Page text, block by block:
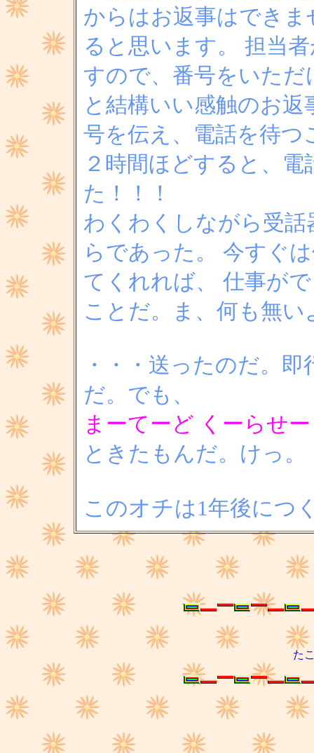
からはお返事はでき
ると思います。 担当
すので、番号をいただ
と結構いい感触のお
号を伝え、電話を待つ
２時間ほどすると、
た！！！
わくわくしながら受
らであった。 今すぐ
てくれれば、 仕事が
ことだ。ま、何も無い
・・・送ったのだ。
だ。でも、
まーてーど くーらせ
ときたもんだ。けっ。
このオチは1年後につ
た